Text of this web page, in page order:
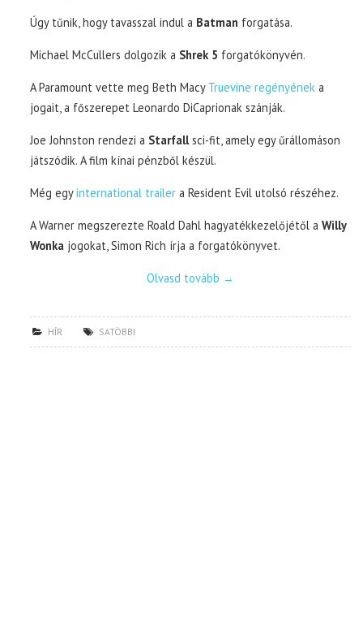
Úgy tűnik, hogy tavasszal indul a Batman forgatása.
Michael McCullers dolgozik a Shrek 5 forgatókönyvén.
A Paramount vette meg Beth Macy Truevine regényének a
jogait, a főszerepet Leonardo DiCaprionak szánják.
Joe Johnston rendezi a Starfallsci-fit, amely egy űrállomáson
játszódik. A film kínai pénzből készül.
Még egyinternational trailer a Resident Evil utolsó részéhez.
A Warner megszerezte Roald Dahl hagyatékkezelőjétől aWilly
Wonka jogokat, Simon Rich írja a forgatókönyvet.
Olvasd tovább →
HÍR SATÖBBI